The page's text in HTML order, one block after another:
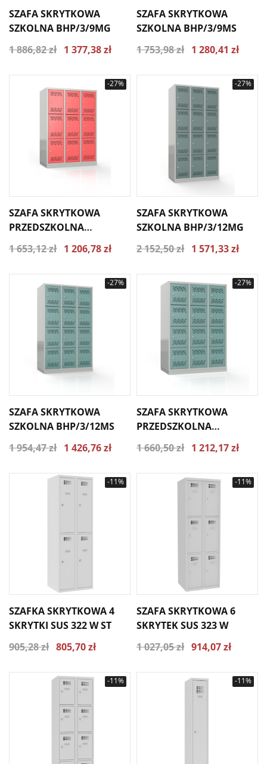
SZAFA SKRYTKOWA
SZKOLNA BHP/3/9MG
1 886,82 zł 1 377,38 zł
SZAFA SKRYTKOWA
SZKOLNA BHP/3/9MS
1 753,98 zł 1 280,41 zł
-27%
SZAFA SKRYTKOWA
PRZEDSZKOLNA
BHP/3/9MP
1 653,12 zł 1 206,78 zł
-27%
SZAFA SKRYTKOWA
SZKOLNA BHP/3/12MG
2 152,50 zł 1 571,33 zł
-27%
SZAFA SKRYTKOWA
SZKOLNA BHP/3/12MS
1 954,47 zł 1 426,76 zł
-27%
SZAFA SKRYTKOWA
PRZEDSZKOLNA
BHP/3/12MP
1 660,50 zł 1 212,17 zł
-11%
SZAFKA SKRYTKOWA 4
SKRYTKI SUS 322 W ST
905,28 zł 805,70 zł
-11%
SZAFA SKRYTKOWA 6
SKRYTEK SUS 323 W
1 027,05 zł 914,07 zł
-11% -11%